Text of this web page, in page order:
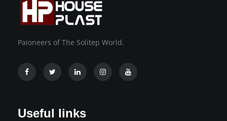
Paioneers of The Solitep World.
Useful links